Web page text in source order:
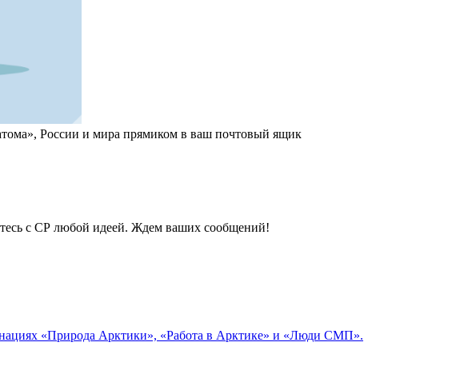
России и мира прямиком в ваш почтовый ящик
с СР любой идеей. Ждем ваших сообщений!
«Природа Арктики», «Работа в Арктике» и «Люди СМП».